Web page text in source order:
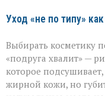
Уход «не по типу»
Выбирать косметику
«подруга хвалит» —
которое
жирной кожи, но